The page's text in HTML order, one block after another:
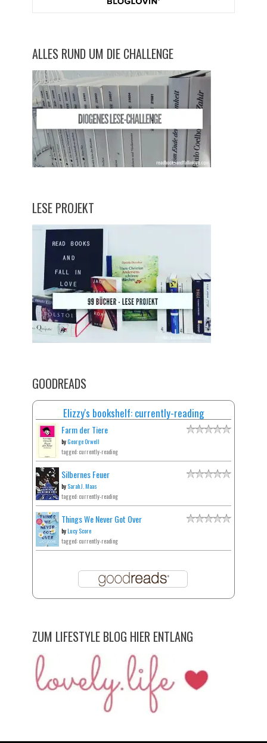
ALLES RUND UM DIE CHALLENGE
LESE PROJEKT
GOODREADS
Elizzy's bookshelf: currently-reading
Farm der Tiere
byGeorge Orwell
tagged: currently-reading
Silbernes Feuer
by Sarah J. Maas
tagged: currently-reading
Things We Never Got Over
byLucy Score
tagged: currently-reading
ZUM LIFESTYLE BLOG HIER ENTLANG